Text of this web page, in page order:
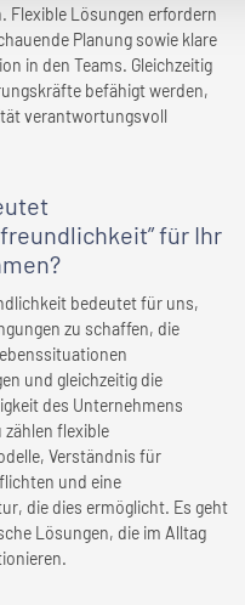
Flexible Lösungen erfordern
Planung sowie klare
in den Teams. Gleichzeitig
befähigt werden,
verantwortungsvoll
für Ihr
?
bedeutet für uns,
zu schaffen, die
und gleichzeitig die
des Unternehmens
zählen flexible
Verständnis für
und eine
die dies ermöglicht. Es geht
Lösungen, die im Alltag